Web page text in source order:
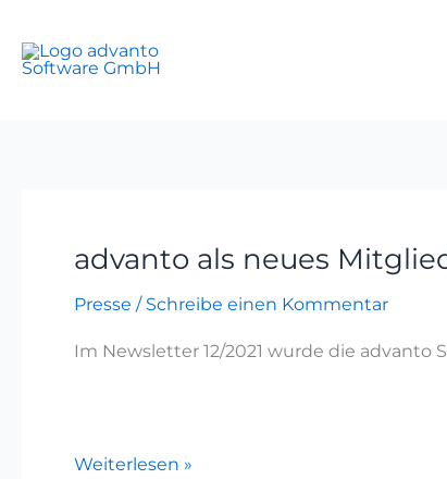
Inhalt
springen
advanto als neues
Presse / Schreibe einen Kommentar
Im Newsletter 12/2021 wurde die advanto
advanto
neues
Mitglied
Magdeburg“
Weiterlesen »